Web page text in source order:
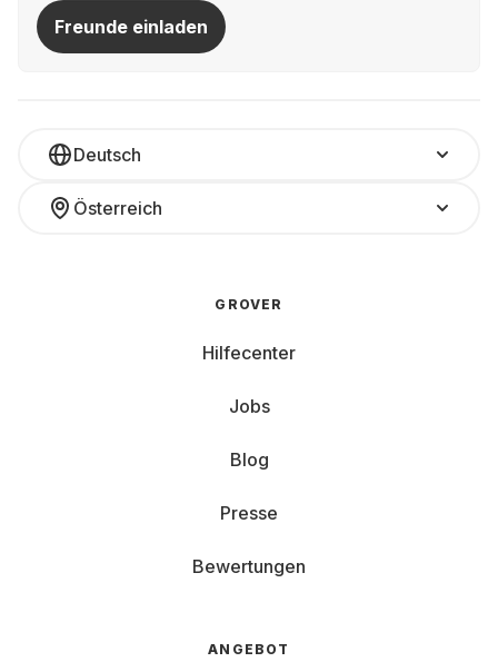
Freunde einladen
Deutsch
Österreich
GROVER
Hilfecenter
Jobs
Blog
Presse
Bewertungen
ANGEBOT